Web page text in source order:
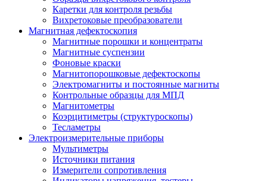
Каретки для контроля резьбы
Вихретоковые преобразователи
Магнитная дефектоскопия
Магнитные порошки и концентраты
Магнитные суспензии
Фоновые краски
Магнитопорошковые дефектоскопы
Электромагниты и постоянные магниты
Контрольные образцы для МПД
Магнитометры
Коэрцитиметры (структуроскопы)
Тесламетры
Электроизмерительные приборы
Мультиметры
Источники питания
Измерители сопротивления